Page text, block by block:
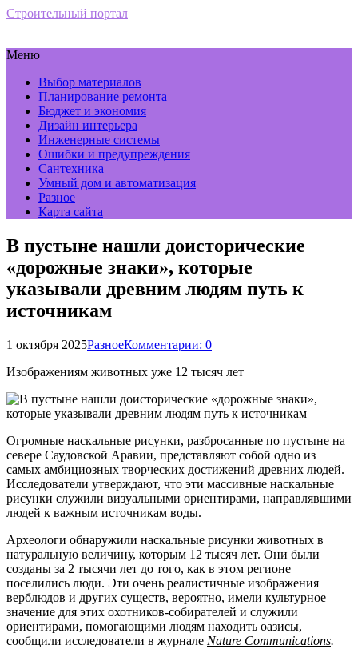
Строительный портал
Меню
Выбор материалов
Планирование ремонта
Бюджет и экономия
Дизайн интерьера
Инженерные системы
Ошибки и предупреждения
Сантехника
Умный дом и автоматизация
Разное
Карта сайта
В пустыне нашли доисторические
«дорожные знаки», которые
указывали древним людям путь к
источникам
1 октября 2025РазноеКомментарии: 0
Изображениям животных уже 12 тысяч лет
Огромные наскальные рисунки, разбросанные по пустыне на
севере Саудовской Аравии, представляют собой одно из
самых амбициозных творческих достижений древних людей.
Исследователи утверждают, что эти массивные наскальные
рисунки служили визуальными ориентирами, направлявшими
людей к важным источникам воды.
Археологи обнаружили наскальные рисунки животных в
натуральную величину, которым 12 тысяч лет. Они были
созданы за 2 тысячи лет до того, как в этом регионе
поселились люди. Эти очень реалистичные изображения
верблюдов и других существ, вероятно, имели культурное
значение для этих охотников-собирателей и служили
ориентирами, помогающими людям находить оазисы,
сообщили исследователи в журнале Nature Communications.